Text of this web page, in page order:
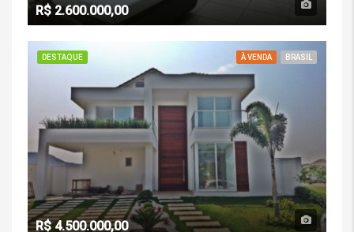
R$ 2.600.000,00
DESTAQUE À VENDA BRASIL
R$ 4.500.000,00